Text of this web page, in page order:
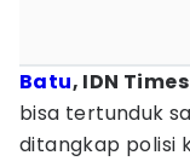
Batu, IDN Times
bisa tertunduk
ditangkap polisi